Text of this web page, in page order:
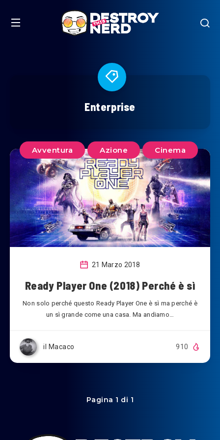
Enterprise
Avventura Azione Cinema
21 Marzo 2018
Ready Player One (2018) Perché è sì
Non solo perché questo Ready Player One è sì ma perché è
un sì grande come una casa. Ma andiamo…
il Macaco 910
Pagina 1 di 1